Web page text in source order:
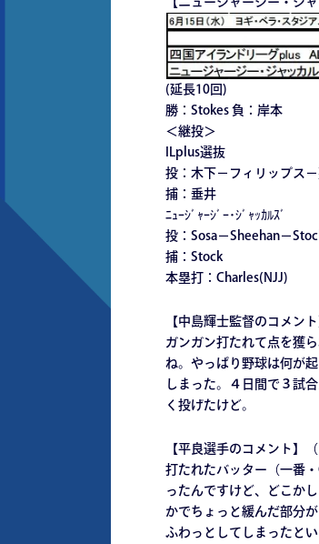
(延長10回)
勝：Stokes 負：岸本
＜継投＞
ILplus選抜
投：木下－フィリップス
捕：垂井
ﾆｭｰｼﾞｬｰｼﾞｰ･ｼﾞｬｯｶﾙｽﾞ
投：Sosa－Sheehan－
捕：Stock
本塁打：Charles(NJJ)
【中島輝士監督のコメント
ガンガン打たれて点を獲
ね。やっぱり野球は何が
しまった。４日間で３試
く投げたけど。
【平良選手のコメント】
打たれたバッター（一番
ったんですけど、どこか
かでちょっと緩んだ部分
ふわっとしてしまったと